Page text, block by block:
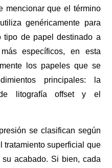
mencionar que el término
genéricamente para
tipo de papel destinado a
específicos, en esta
los papeles que se
principales: la
litografía offset y el
se clasifican según
tratamiento superficial que
acabado. Si bien, cada